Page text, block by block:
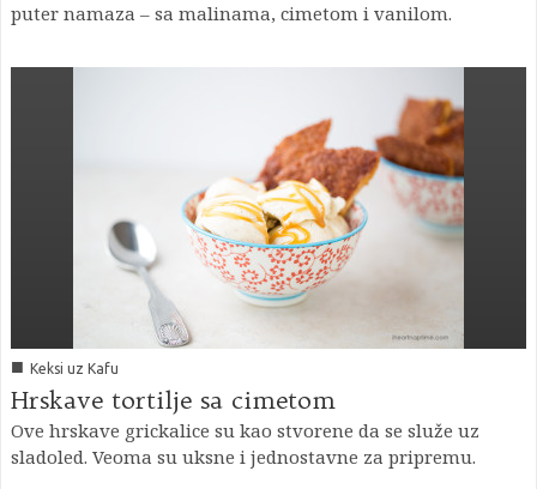
puter namaza – sa malinama, cimetom i vanilom.
■ Keksi uz Kafu
Hrskave tortilje sa cimetom
Ove hrskave grickalice su kao stvorene da se služe uz
sladoled. Veoma su uksne i jednostavne za pripremu.